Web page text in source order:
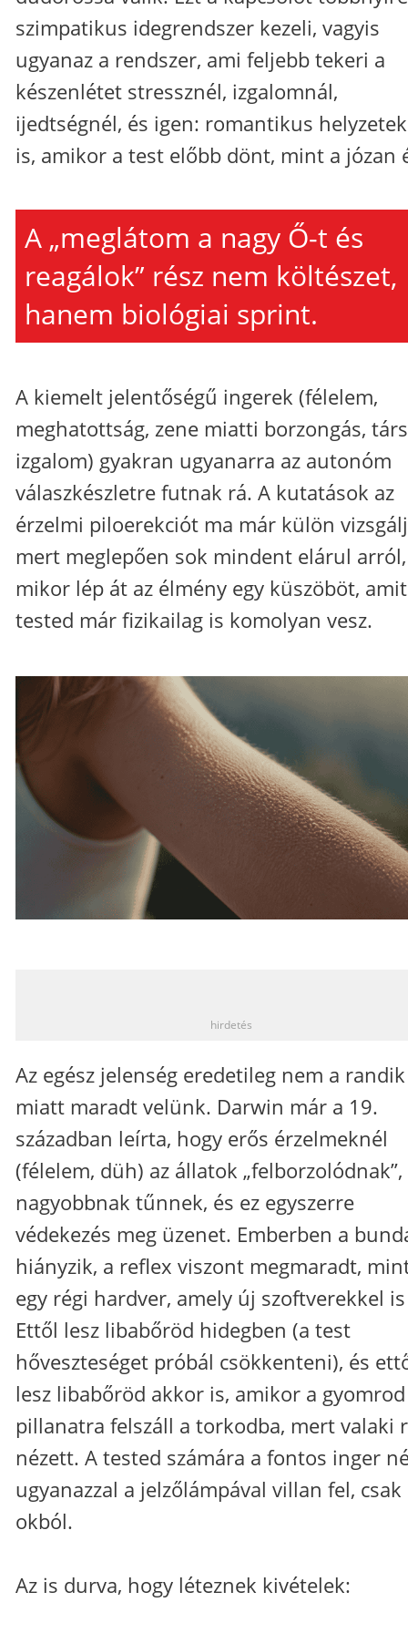
szimpatikus idegrendszer kezeli, vagyis
ugyanaz a rendszer, ami feljebb tekeri a
készenlétet stressznél, izgalomnál,
ijedtségnél, és igen: romantikus
is, amikor a test előbb dönt, mint a józan
A „meglátom a nagy Ő-t és
reagálok” rész nem költészet,
hanem biológiai sprint.
A kiemelt jelentőségű ingerek (félelem,
meghatottság, zene miatti borzongás,
izgalom) gyakran ugyanarra az autonóm
válaszkészletre futnak rá. A kutatások az
érzelmi piloerekciót ma már külön
mert meglepően sok mindent elárul arról,
mikor lép át az élmény egy küszöböt,
tested már fizikailag is komolyan vesz.
hirdetés
Az egész jelenség eredetileg nem a randik
miatt maradt velünk. Darwin már a 19.
században leírta, hogy erős érzelmeknél
(félelem, düh) az állatok „felborzolódnak”,
nagyobbnak tűnnek, és ez egyszerre
védekezés meg üzenet. Emberben a
hiányzik, a reflex viszont megmaradt,
egy régi hardver, amely új szoftverekkel
Ettől lesz libabőröd hidegben (a test
hőveszteséget próbál csökkenteni), és
lesz libabőröd akkor is, amikor a
pillanatra felszáll a torkodba, mert valaki
nézett. A tested számára a fontos inger
ugyanazzal a jelzőlámpával villan fel, csak
okból.
Az is durva, hogy léteznek kivételek: